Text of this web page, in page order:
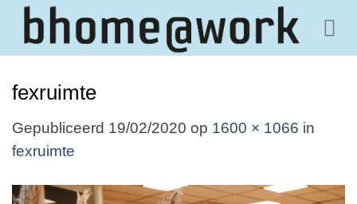
naar
inhoud
fexruimte
Gepubliceerd 19/02/2020 op 1600 × 1066 in
fexruimte